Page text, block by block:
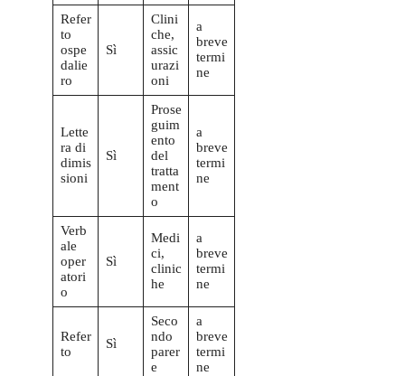
Refer
to
ospe
dalie
ro
Sì
Clini
che,
assic
urazi
oni
a
breve
termi
ne
Lette
ra di
dimis
sioni
Sì
Prose
guim
ento
del
tratta
ment
o
a
breve
termi
ne
Verb
ale
oper
atori
o
Sì
Medi
ci,
clinic
he
a
breve
termi
ne
Refer
to
Sì
Seco
ndo
parer
e
a
breve
termi
ne